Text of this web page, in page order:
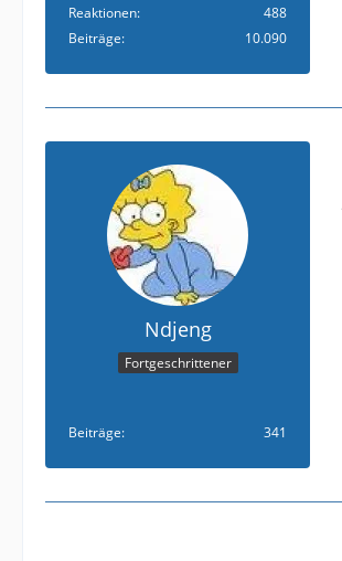
Reaktionen
488
Beiträge
10.090
Ndjeng
Fortgeschrittener
Beiträge 341